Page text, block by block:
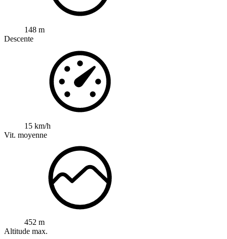
148 m
Descente
15 km/h
Vit. moyenne
452 m
Altitude max.